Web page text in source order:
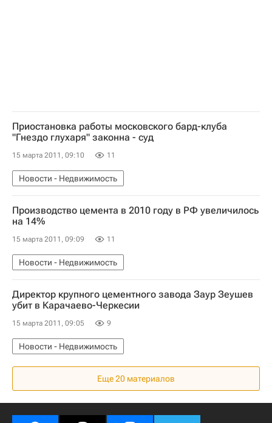
Приостановка работы московского бард-клуба
"Гнездо глухаря" законна - суд
15 марта 2011, 09:10 11
Новости - Недвижимость
Производство цемента в 2010 году в РФ увеличилось
на 14%
15 марта 2011, 09:09 11
Новости - Недвижимость
Директор крупного цементного завода Заур Зеушев
убит в Карачаево-Черкесии
15 марта 2011, 09:05 9
Новости - Недвижимость
Еще 20 материалов